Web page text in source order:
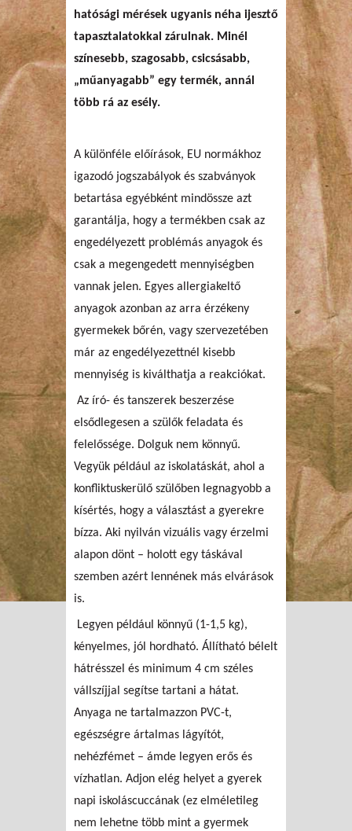
hatósági mérések ugyanis néha ijesztő
tapasztalatokkal zárulnak. Minél
színesebb, szagosabb, csicsásabb,
„műanyagabb” egy termék, annál
több rá az esély.
A különféle előírások, EU normákhoz
igazodó jogszabályok és szabványok
betartása egyébként mindössze azt
garantálja, hogy a termékben csak az
engedélyezett problémás anyagok és
csak a megengedett mennyiségben
vannak jelen. Egyes allergiakeltő
anyagok azonban az arra érzékeny
gyermekek bőrén, vagy szervezetében
már az engedélyezettnél kisebb
mennyiség is kiválthatja a reakciókat.
Az író- és tanszerek beszerzése
elsődlegesen a szülők feladata és
felelőssége. Dolguk nem könnyű.
Vegyük például az iskolatáskát, ahol a
konfliktuskerülő szülőben legnagyobb a
kísértés, hogy a választást a gyerekre
bízza. Aki nyilván vizuális vagy érzelmi
alapon dönt – holott egy táskával
szemben azért lennének más elvárások
is.
Legyen például könnyű (1-1,5 kg),
kényelmes, jól hordható. Állítható bélelt
hátrésszel és minimum 4 cm széles
vállszíjjal segítse tartani a hátat.
Anyaga ne tartalmazzon PVC-t,
egészségre ártalmas lágyítót,
nehézfémet – ámde legyen erős és
vízhatlan. Adjon elég helyet a gyerek
napi iskoláscuccának (ez elméletileg
nem lehetne több mint a gyermek